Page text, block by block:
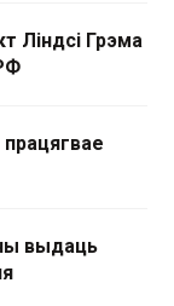
Ліндсі Грэма
выдаць